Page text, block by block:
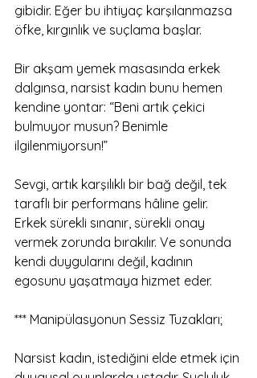
gibidir. Eğer bu ihtiyaç karşılanmazsa
öfke, kırgınlık ve suçlama başlar.
Bir akşam yemek masasında erkek
dalgınsa, narsist kadın bunu hemen
kendine yontar: “Beni artık çekici
bulmuyor musun? Benimle
ilgilenmiyorsun!”
Sevgi, artık karşılıklı bir bağ değil, tek
taraflı bir performans hâline gelir.
Erkek sürekli sınanır, sürekli onay
vermek zorunda bırakılır. Ve sonunda
kendi duygularını değil, kadının
egosunu yaşatmaya hizmet eder.
*** Manipülasyonun Sessiz Tuzakları;
Narsist kadın, istediğini elde etmek için